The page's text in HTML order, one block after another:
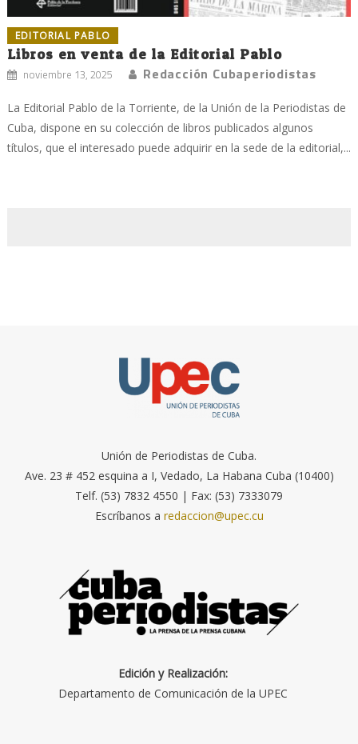
EDITORIAL PABLO
Libros en venta de la Editorial Pablo
noviembre 13, 2025 Redacción Cubaperiodistas
La Editorial Pablo de la Torriente, de la Unión de la Periodistas de
Cuba, dispone en su colección de libros publicados algunos
títulos, que el interesado puede adquirir en la sede de la editorial,...
Unión de Periodistas de Cuba.
Ave. 23 # 452 esquina a I, Vedado, La Habana Cuba (10400)
Telf. (53) 7832 4550 | Fax: (53) 7333079
Escríbanos a redaccion@upec.cu
Edición y Realización:
Departamento de Comunicación de la UPEC